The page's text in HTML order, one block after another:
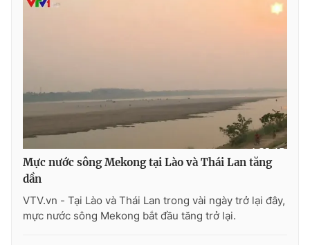
Theo dõi báo trên
Cơ quan chủ quản:
Giấy phép hoạt động báo in và báo điện tử số 483/GP-BTTTT
cấp ngày 29/12/2023
Mực nước sông Mekong tại Lào và Thái Lan tăng
dần
VTV.vn - Tại Lào và Thái Lan trong vài ngày trở lại đây,
mực nước sông Mekong bắt đầu tăng trở lại.